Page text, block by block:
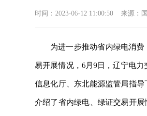
时间：2023-06-12 11:00:50 来源：
为进一步推动省内绿电消
易开展情况，6月9日，辽宁电
信息化厅、东北能源监管局指
介绍了省内绿电、绿证交易开